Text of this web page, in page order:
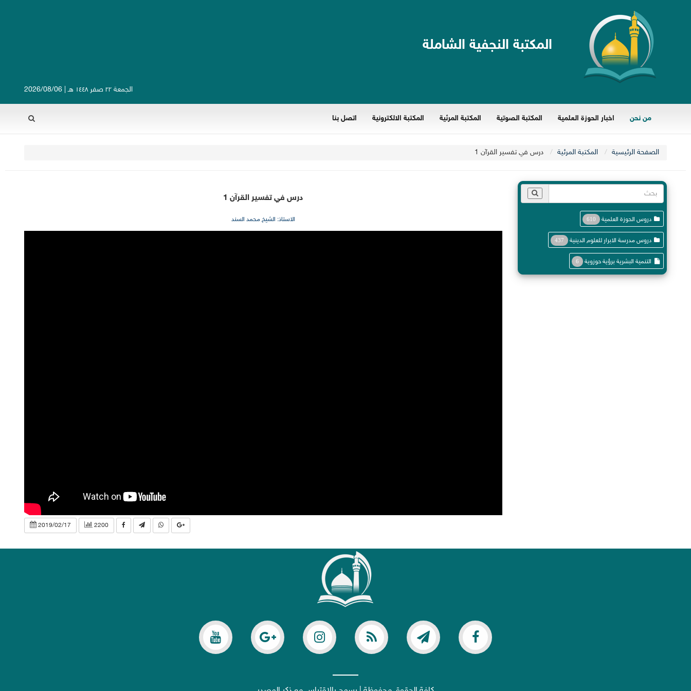
المكتبة النجفية الشاملة
الجمعة ٢٢ صفر ١٤٤٨ هـ | 2026/08/06
من نحن اخبار الحوزة العلمية المكتبة الصوتية المكتبة المرئية المكتبة الالكترونية اتصل بنا
الصفحة الرئيسية المكتبة المرئية درس في تفسير القرآن 1
دروس الحوزة العلمية 610
دروس مدرسة الابرار للعلوم الدينية 437
التنمية البشرية برؤية حوزوية 6
درس في تفسير القرآن 1
الاستاذ: الشيخ محمد السند
2019/02/17 2200